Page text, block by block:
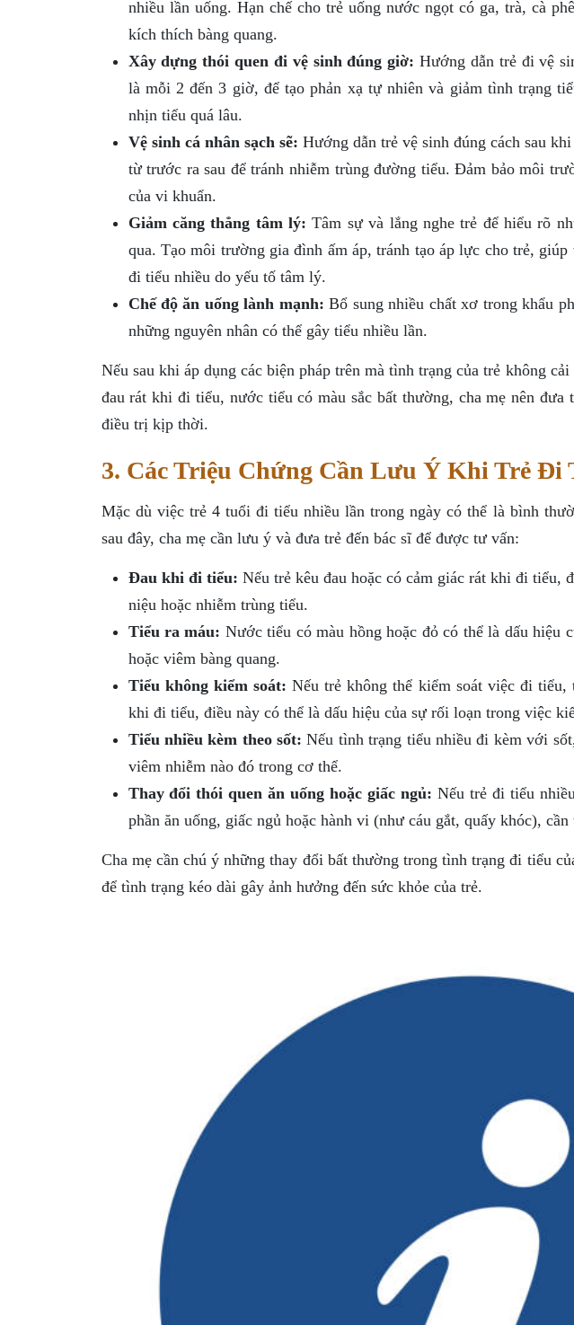
nhiều lần uống. Hạn chế cho trẻ uống nước ngọt có ga, trà, cà
kích thích bàng quang.
Xây dựng thói quen đi vệ sinh đúng giờ: Hướng dẫn trẻ đi vệ
là mỗi 2 đến 3 giờ, để tạo phản xạ tự nhiên và giảm tình trạng
nhịn tiểu quá lâu.
Vệ sinh cá nhân sạch sẽ: Hướng dẫn trẻ vệ sinh đúng cách sau
từ trước ra sau để tránh nhiễm trùng đường tiểu. Đảm bảo môi
của vi khuẩn.
Giảm căng thẳng tâm lý: Tâm sự và lắng nghe trẻ để hiểu rõ
qua. Tạo môi trường gia đình ấm áp, tránh tạo áp lực cho trẻ,
đi tiểu nhiều do yếu tố tâm lý.
Chế độ ăn uống lành mạnh: Bổ sung nhiều chất xơ trong khẩu
những nguyên nhân có thể gây tiểu nhiều lần.
Nếu sau khi áp dụng các biện pháp trên mà tình trạng của trẻ không
đau rát khi đi tiểu, nước tiểu có màu sắc bất thường, cha mẹ nên
điều trị kịp thời.
3. Các Triệu Chứng Cần Lưu Ý Khi Trẻ Đi
Mặc dù việc trẻ 4 tuổi đi tiểu nhiều lần trong ngày có thể là bình
sau đây, cha mẹ cần lưu ý và đưa trẻ đến bác sĩ để được tư vấn:
Đau khi đi tiểu: Nếu trẻ kêu đau hoặc có cảm giác rát khi đi tiểu,
niệu hoặc nhiễm trùng tiểu.
Tiểu ra máu: Nước tiểu có màu hồng hoặc đỏ có thể là dấu hiệu
hoặc viêm bàng quang.
Tiểu không kiểm soát: Nếu trẻ không thể kiểm soát việc đi
khi đi tiểu, điều này có thể là dấu hiệu của sự rối loạn trong việc
Tiểu nhiều kèm theo sốt: Nếu tình trạng tiểu nhiều đi kèm với
viêm nhiễm nào đó trong cơ thể.
Thay đổi thói quen ăn uống hoặc giấc ngủ: Nếu trẻ đi tiểu
phần ăn uống, giấc ngủ hoặc hành vi (như cáu gắt, quấy khóc),
Cha mẹ cần chú ý những thay đổi bất thường trong tình trạng đi tiểu
để tình trạng kéo dài gây ảnh hưởng đến sức khỏe của trẻ.